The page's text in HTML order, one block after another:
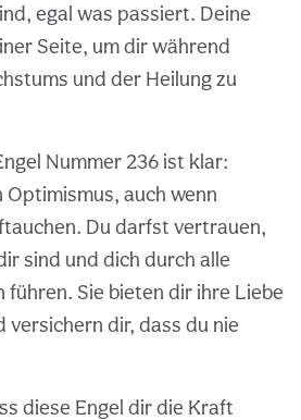
egal was passiert. Deine
Seite, um dir während
und der Heilung zu
Nummer 236 ist klar:
auch wenn
Du darfst vertrauen,
sind und dich durch alle
führen. Sie bieten dir ihre Liebe
versichern dir, dass du nie
diese Engel dir die Kraft